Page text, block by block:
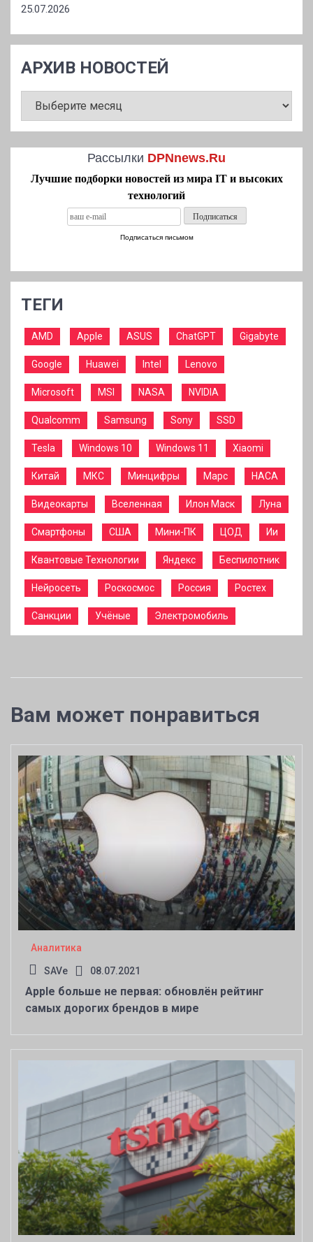
25.07.2026
АРХИВ НОВОСТЕЙ
НОВОСТЕЙ
Рассылки DPNnews.Ru
Лучшие подборки новостей из мира IT и высоких
технологий
Подписаться письмом
ТЕГИ
AMD Apple ASUS ChatGPT Gigabyte
Google Huawei Intel Lenovo
Microsoft MSI NASA NVIDIA
Qualcomm Samsung Sony SSD
Tesla Windows 10 Windows 11 Xiaomi
Китай МКС Минцифры Марс НАСА
Видеокарты Вселенная Илон Маск Луна
Смартфоны США Мини-ПК ЦОД Ии
Квантовые Технологии Яндекс Беспилотник
Нейросеть Роскосмос Россия Ростех
Санкции Учёные Электромобиль
Вам может понравиться
Аналитика
SAVe 08.07.2021
Apple больше не первая: обновлён рейтинг
самых дорогих брендов в мире